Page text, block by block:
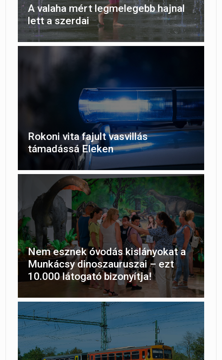
A valaha mért legmelegebb hajnal
lett a szerdai
Rokoni vita fajult vasvillás
támadássá Eleken
Nem esznek óvodás kislányokat a
Munkácsy dinoszauruszai – ezt
10.000 látogató bizonyítja!